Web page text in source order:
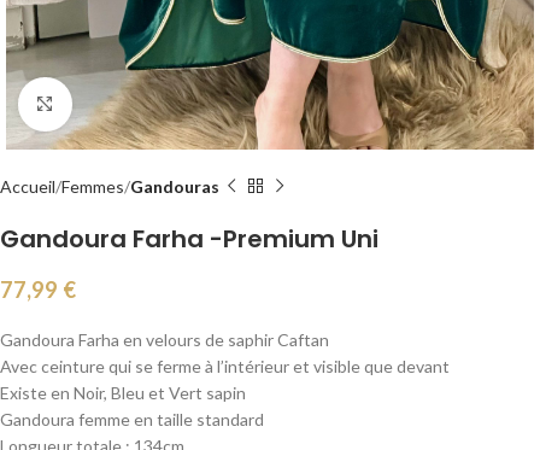
Agrandir
Accueil Femmes Gandouras
Gandoura Farha -Premium Uni
77,99 €
Gandoura Farha en velours de saphir Caftan
Avec ceinture qui se ferme à l’intérieur et visible que devant
Existe en Noir, Bleu et Vert sapin
Gandoura femme en taille standard
Longueur totale : 134cm